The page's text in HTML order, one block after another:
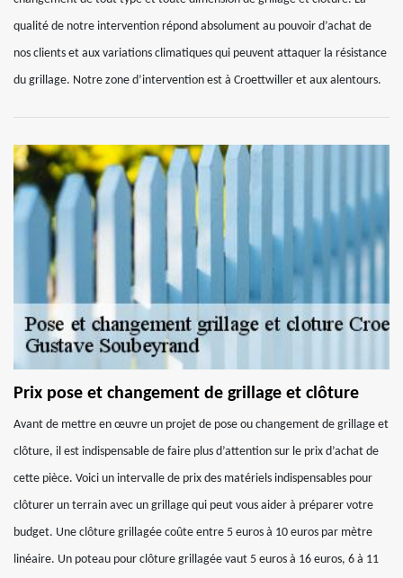
qualité de notre intervention répond absolument au pouvoir d’achat de
nos clients et aux variations climatiques qui peuvent attaquer la résistance
du grillage. Notre zone d’intervention est à Croettwiller et aux alentours.
Prix pose et changement de grillage et clôture
Avant de mettre en œuvre un projet de pose ou changement de grillage et
clôture, il est indispensable de faire plus d’attention sur le prix d’achat de
cette pièce. Voici un intervalle de prix des matériels indispensables pour
clôturer un terrain avec un grillage qui peut vous aider à préparer votre
budget. Une clôture grillagée coûte entre 5 euros à 10 euros par mètre
linéaire. Un poteau pour clôture grillagée vaut 5 euros à 16 euros, 6 à 11